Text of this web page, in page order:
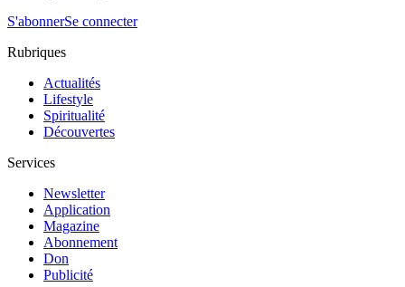
S'abonnerSe connecter
Rubriques
Actualités
Lifestyle
Spiritualité
Découvertes
Services
Newsletter
Application
Magazine
Abonnement
Don
Publicité